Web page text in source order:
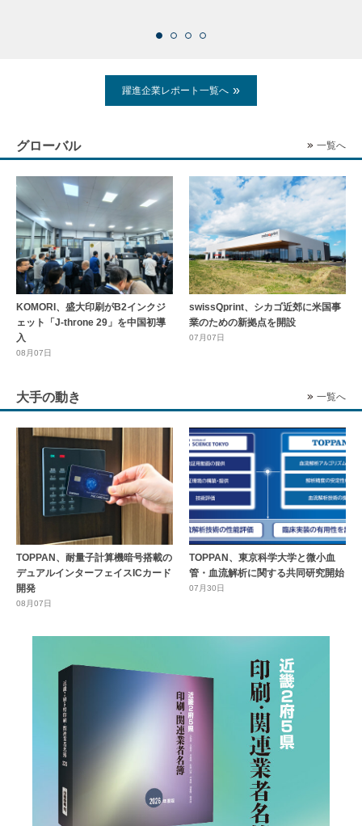
躍進企業レポート一覧へ
グローバル 一覧へ
KOMORI、盛大印刷がB2インクジ
ェット「J-throne 29」を中国初導
入
08月07日
swissQprint、シカゴ近郊に⽶国事
業のための新拠点を開設
07月07日
大手の動き 一覧へ
TOPPAN、耐量子計算機暗号搭載の
デュアルインターフェイスICカード
開発
08月07日
TOPPAN、東京科学大学と微小血
管・血流解析に関する共同研究開始
07月30日